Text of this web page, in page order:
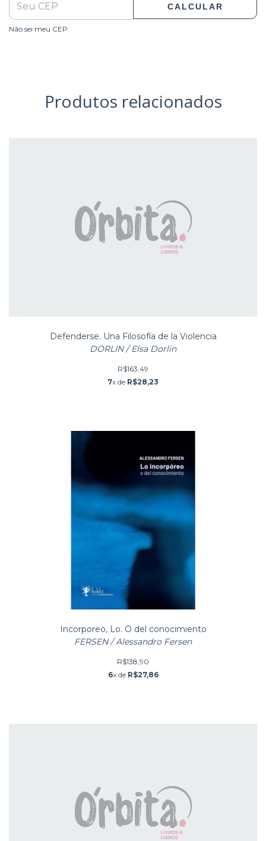
CALCULAR
Não sei meu CEP
Produtos relacionados
Defenderse. Una Filosofía de la Violencia
DORLIN / Elsa Dorlin
R$163,49
7x de R$28,23
Incorporeo, Lo. O del conocimiento
FERSEN / Alessandro Fersen
R$138,90
6x de R$27,86